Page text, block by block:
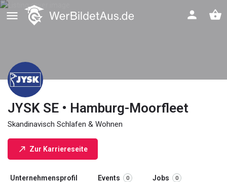
JYSK SE • Hamburg-Moorfleet
Skandinavisch Schlafen & Wohnen
Zur Karriereseite
Unternehmensprofil Events 0 Jobs 0